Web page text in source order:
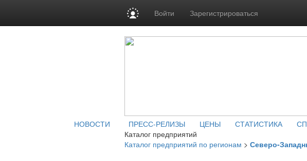
Войти Зарегистрироваться
НОВОСТИ ПРЕСС-РЕЛИЗЫ ЦЕНЫ СТАТИСТИКА
Каталог предприятий
Каталог предприятий по регионам > Северо-